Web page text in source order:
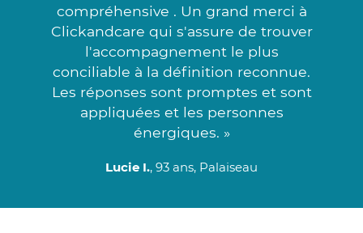
compréhensive . Un grand merci à
Clickandcare qui s'assure de trouver
l'accompagnement le plus
conciliable à la définition reconnue.
Les réponses sont promptes et sont
appliquées et les personnes
énergiques. »
Lucie I., 93 ans, Palaiseau